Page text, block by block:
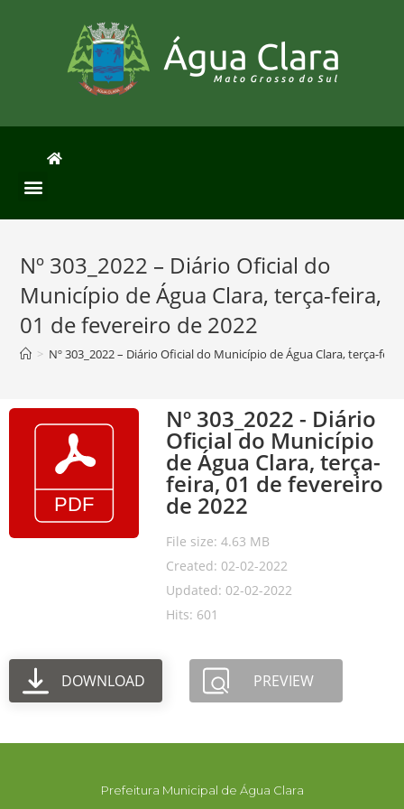
Nº 303_2022 – Diário Oficial do
Município de Água Clara, terça-feira,
01 de fevereiro de 2022
> Nº 303_2022 – Diário Oficial do Município de Água Clara, terça-
Nº 303_2022 - Diário
Oficial do Município
de Água Clara, terça-
feira, 01 de fevereiro
de 2022
File size: 4.63 MB
Created: 02-02-2022
Updated: 02-02-2022
Hits: 601
DOWNLOAD PREVIEW
Prefeitura Municipal de Água Clara